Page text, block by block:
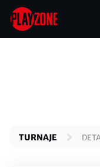
Přejít
hlavnímu
TURNAJE